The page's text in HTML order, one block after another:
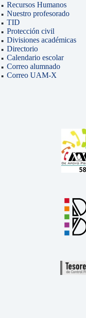
Recursos Humanos
Nuestro profesorado
TID
Protección civil
Divisiones académicas
Directorio
Calendario escolar
Correo alumnado
Correo UAM-X